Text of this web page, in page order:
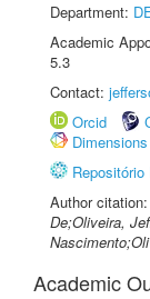
Department:
Academic
5.3
Contact:
Orcid
Dimensions
Author citation:
De;Oliveira,
Academic